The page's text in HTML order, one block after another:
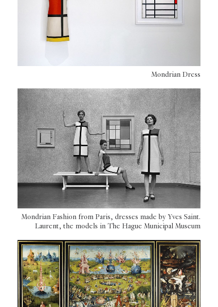
Mondrian Dress
Mondrian Fashion from Paris, dresses made by Yves Saint.
Laurent, the models in The Hague Municipal Museum